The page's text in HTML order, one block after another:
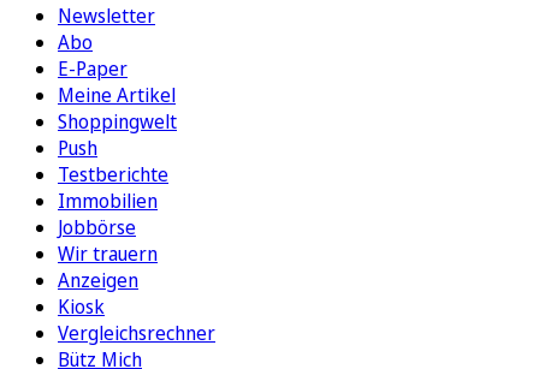
Newsletter
Abo
E-Paper
Meine Artikel
Shoppingwelt
Push
Testberichte
Immobilien
Jobbörse
Wir trauern
Anzeigen
Kiosk
Vergleichsrechner
Bütz Mich